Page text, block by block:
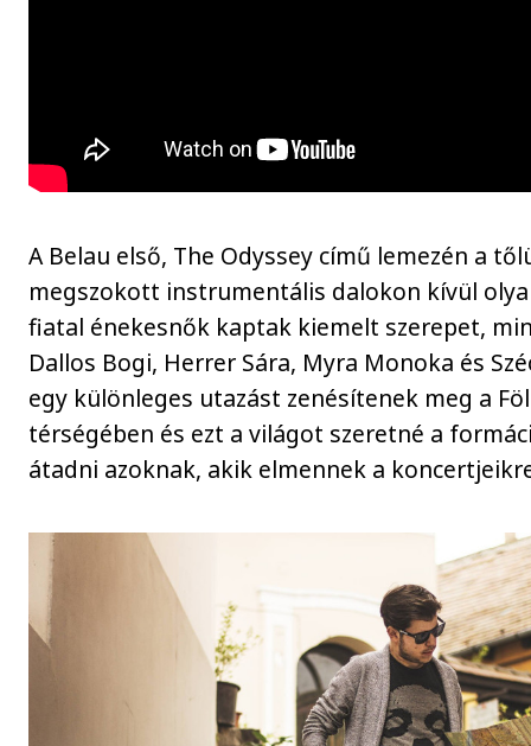
A Belau első, The Odyssey című lemezén a
megszokott instrumentális dalokon kívül
fiatal énekesnők kaptak kiemelt szerepet,
Dallos Bogi, Herrer Sára, Myra Monoka és
egy különleges utazást zenésítenek meg a
térségében és ezt a világot szeretné a
átadni azoknak, akik elmennek a